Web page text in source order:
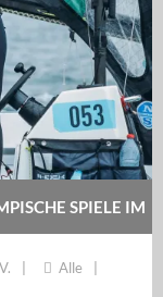
SPIELE IM
Alle